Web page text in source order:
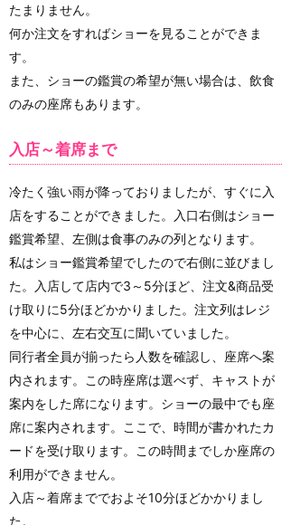
たまりません。
何か注文をすればショーを見ることができま
す。
また、ショーの鑑賞の希望が無い場合は、飲食
のみの座席もあります。
入店～着席まで
冷たく強い雨が降っておりましたが、すぐに入
店をすることができました。入口右側はショー
鑑賞希望、左側は食事のみの列となります。
私はショー鑑賞希望でしたので右側に並びまし
た。入店して店内で3～5分ほど、注文&商品受
け取りに5分ほどかかりました。注文列はレジ
を中心に、左右交互に聞いていました。
同行者全員が揃ったら人数を確認し、座席へ案
内されます。この時座席は選べず、キャストが
案内をした席になります。ショーの最中でも座
席に案内されます。ここで、時間が書かれたカ
ードを受け取ります。この時間までしか座席の
利用ができません。
入店～着席まででおよそ10分ほどかかりまし
た。